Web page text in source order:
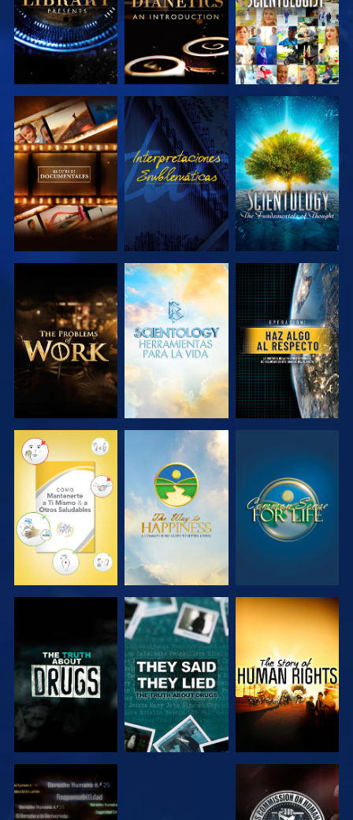
EXPLORA LAS
SERIES
VE
EXPLORA LAS
SERIES
EXPLORA LAS
SERIES
EXPLORA LAS
SERIES
VE
VE VE VE
VE VE
VE VE